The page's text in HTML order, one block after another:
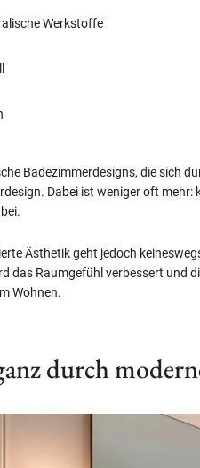
Werkstoffe
Badezimmerdesigns, die sich
Dabei ist weniger oft
Ästhetik geht jedoch
das Raumgefühl verbessert und
Wohnen.
durch